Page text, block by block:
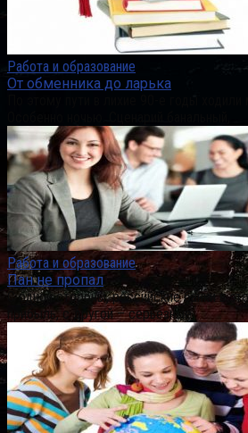
Работа и образование
От обменника до ларька
Работа и образование
Пан не пропал
С одной стороны, российские банки в
прибыль, с другой – серьезные